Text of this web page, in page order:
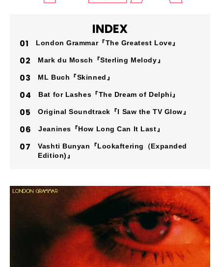
INDEX
London Grammar『The Greatest Love』
Mark du Mosch『Sterling Melody』
ML Buch『Skinned』
Bat for Lashes『The Dream of Delphi』
Original Soundtrack『I Saw the TV Glow』
Jeanines『How Long Can It Last』
Vashti Bunyan『Lookaftering（Expanded
Edition)』